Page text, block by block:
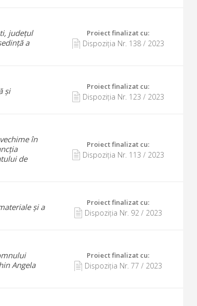
județul
a
Proiect finalizat cu:
Dispoziția Nr. 138/ 2023
și
Proiect finalizat cu:
Dispoziția Nr. 123 / 2023
în
de
Proiect finalizat cu:
Dispoziția Nr. 113 / 2023
și a
Proiect finalizat cu:
Dispoziția Nr. 92 / 2023
Angela
Proiect finalizat cu:
Dispoziția Nr. 77 / 2023